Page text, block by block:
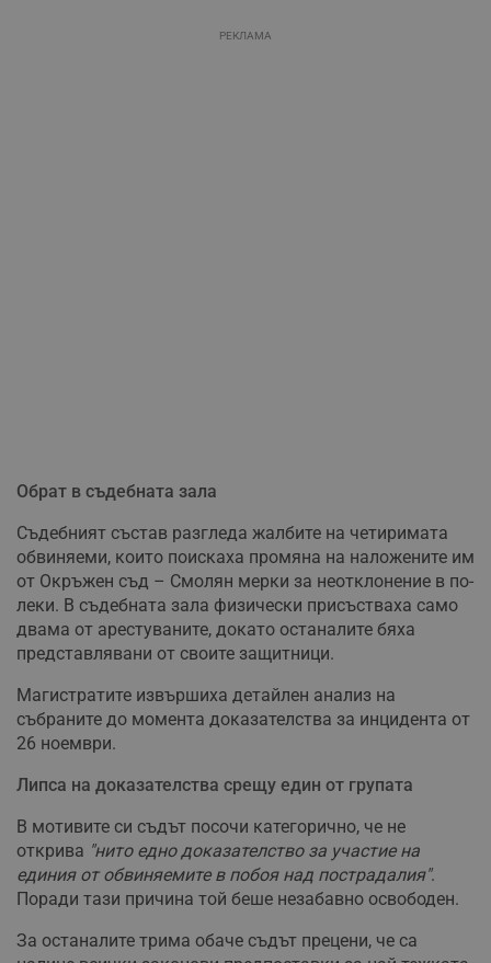
РЕКЛАМА
Обрат в съдебната зала
Съдебният състав разгледа жалбите на четиримата
обвиняеми, които поискаха промяна на наложените им
от Окръжен съд – Смолян мерки за неотклонение в по-
леки. В съдебната зала физически присъстваха само
двама от арестуваните, докато останалите бяха
представлявани от своите защитници.
Магистратите извършиха детайлен анализ на
събраните до момента доказателства за инцидента от
26 ноември.
Липса на доказателства срещу един от групата
В мотивите си съдът посочи категорично, че не
открива "нито едно доказателство за участие на
единия от обвиняемите в побоя над пострадалия".
Поради тази причина той беше незабавно освободен.
За останалите трима обаче съдът прецени, че са